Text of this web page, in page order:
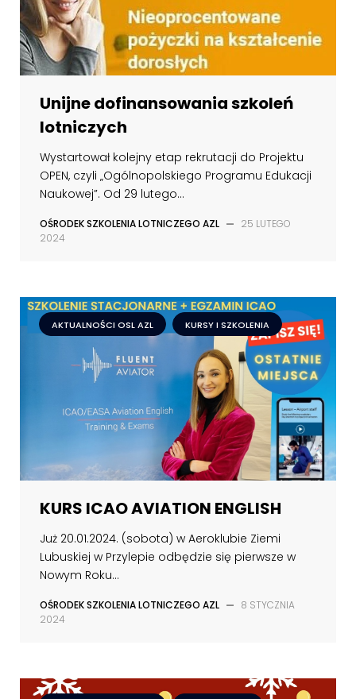
Unijne dofinansowania szkoleń
lotniczych
Wystartował kolejny etap rekrutacji do Projektu
OPEN, czyli „Ogólnopolskiego Programu Edukacji
Naukowej”. Od 29 lutego...
OŚRODEK SZKOLENIA LOTNICZEGO AZL — 25 LUTEGO
2024
AKTUALNOŚCI OSL AZL KURSY I SZKOLENIA
KURS ICAO AVIATION ENGLISH
Już 20.01.2024. (sobota) w Aeroklubie Ziemi
Lubuskiej w Przylepie odbędzie się pierwsze w
Nowym Roku...
OŚRODEK SZKOLENIA LOTNICZEGO AZL — 8 STYCZNIA
2024